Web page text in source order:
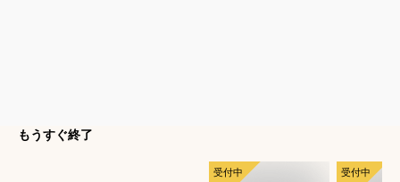
もうすぐ終了
受付中 受付中